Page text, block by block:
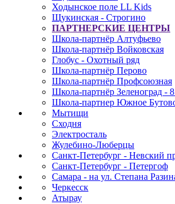
Ходынское поле LL Kids
Щукинская - Строгино
ПАРТНЕРСКИЕ ЦЕНТРЫ
Школа-партнёр Алтуфьево
Школа-партнёр Войковская
Глобус - Охотный ряд
Школа-партнёр Перово
Школа-партнёр Профсоюзная
Школа-партнёр Зеленоград -
Школа-партнер Южное
Мытищи
Сходня
Электросталь
Жулебино-Люберцы
Санкт-Петербург - Невский
Санкт-Петербург - Петергоф
Самара - на ул. Степана
Черкесск
Атырау